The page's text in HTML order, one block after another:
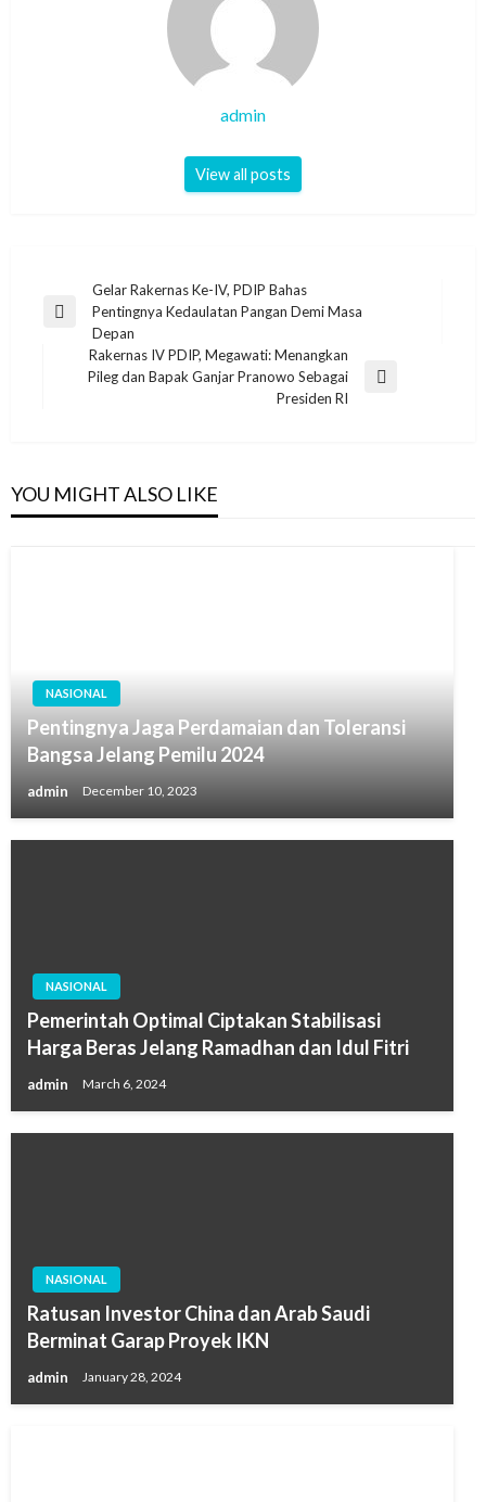
admin
View all posts
navigation
Previous
Gelar Rakernas Ke-IV, PDIP Bahas
Pentingnya Kedaulatan Pangan Demi Masa
Depan
Next
Rakernas IV PDIP, Megawati: Menangkan
Pileg dan Bapak Ganjar Pranowo Sebagai
Presiden RI
YOU MIGHT ALSO LIKE
NASIONAL
Pentingnya Jaga Perdamaian dan Toleransi
Bangsa Jelang Pemilu 2024
admin December 10, 2023
NASIONAL
Pemerintah Optimal Ciptakan Stabilisasi
Harga Beras Jelang Ramadhan dan Idul Fitri
admin March 6, 2024
NASIONAL
Ratusan Investor China dan Arab Saudi
Berminat Garap Proyek IKN
admin January 28, 2024